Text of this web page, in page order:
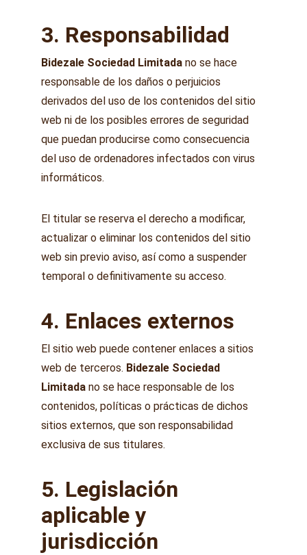
3. Responsabilidad
Bidezale Sociedad Limitada no se hace
responsable de los daños o perjuicios
derivados del uso de los contenidos del sitio
web ni de los posibles errores de seguridad
que puedan producirse como consecuencia
del uso de ordenadores infectados con virus
informáticos.
El titular se reserva el derecho a modificar,
actualizar o eliminar los contenidos del sitio
web sin previo aviso, así como a suspender
temporal o definitivamente su acceso.
4. Enlaces externos
El sitio web puede contener enlaces a sitios
web de terceros. Bidezale Sociedad
Limitada no se hace responsable de los
contenidos, políticas o prácticas de dichos
sitios externos, que son responsabilidad
exclusiva de sus titulares.
5. Legislación
aplicable y
jurisdicción